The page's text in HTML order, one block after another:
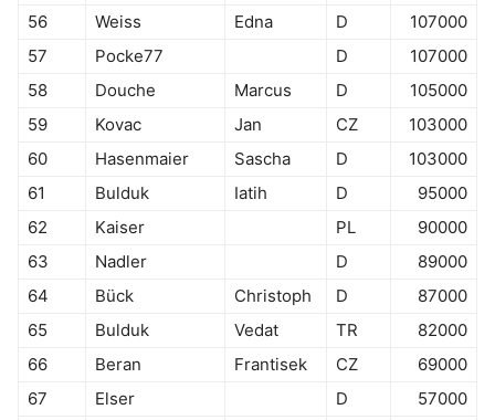
56 Weiss Edna D
107000
57
Pocke77 D
107000
58
Douche Marcus D
105000
59
Kovac Jan CZ
103000
60
Hasenmaier Sascha D
103000
61
Bulduk Iatih D
95000
62
Kaiser PL
90000
63
Nadler D
89000
64
Bück Christoph D
87000
65
Bulduk Vedat TR
82000
66
Beran Frantisek CZ
69000
67
Elser D
57000